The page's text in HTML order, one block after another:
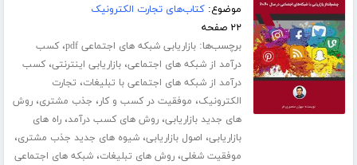
موضوع:کتاب‌های تجارت الکترونیک
۲۲ صفحه
برچسب‌ها:بازاریابی شبکه های اجتماعی pdf ،کسب
درآمد از شبکه های اجتماعی،بازاریابی اینترنتی،کسب
درآمد از شبکه های اجتماعی با تبلیغات، تجارت
الکترونیک، موفقیت در کسب و کار، جذب مشتری،روش
های جدید بازاریابی،روش های کسب درآمد،راه های
بازاریابی، اصول بازاریابی،شیوه های جدید جذب مشتری،
موفقیت شغلی،روش های تبلیغات،شبکه های اجتماعی